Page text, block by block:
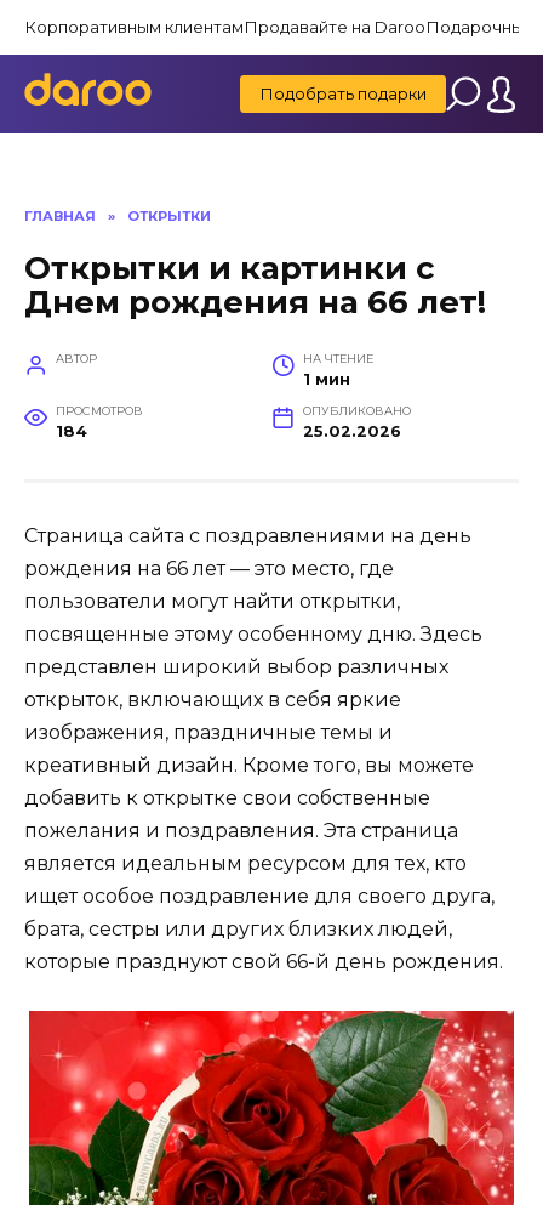
содержанию
Корпоративным клиентамПродавайте на DarooПодарочные
Подобрать подарки
ГЛАВНАЯ » ОТКРЫТКИ
Открытки и картинки с
Днем рождения на 66 лет!
АВТОР НА ЧТЕНИЕ
1 мин
ПРОСМОТРОВ
184
ОПУБЛИКОВАНО
25.02.2026
Страница сайта с поздравлениями на день
рождения на 66 лет — это место, где
пользователи могут найти открытки,
посвященные этому особенному дню. Здесь
представлен широкий выбор различных
открыток, включающих в себя яркие
изображения, праздничные темы и
креативный дизайн. Кроме того, вы можете
добавить к открытке свои собственные
пожелания и поздравления. Эта страница
является идеальным ресурсом для тех, кто
ищет особое поздравление для своего друга,
брата, сестры или других близких людей,
которые празднуют свой 66-й день рождения.